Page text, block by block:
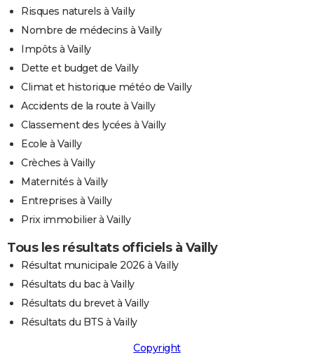
Risques naturels à Vailly
Nombre de médecins à Vailly
Impôts à Vailly
Dette et budget de Vailly
Climat et historique météo de Vailly
Accidents de la route à Vailly
Classement des lycées à Vailly
Ecole à Vailly
Crèches à Vailly
Maternités à Vailly
Entreprises à Vailly
Prix immobilier à Vailly
Tous les résultats officiels à Vailly
Résultat municipale 2026 à Vailly
Résultats du bac à Vailly
Résultats du brevet à Vailly
Résultats du BTS à Vailly
Copyright